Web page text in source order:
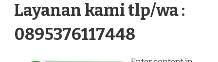
Layanan kami tlp/wa :
0895376117448